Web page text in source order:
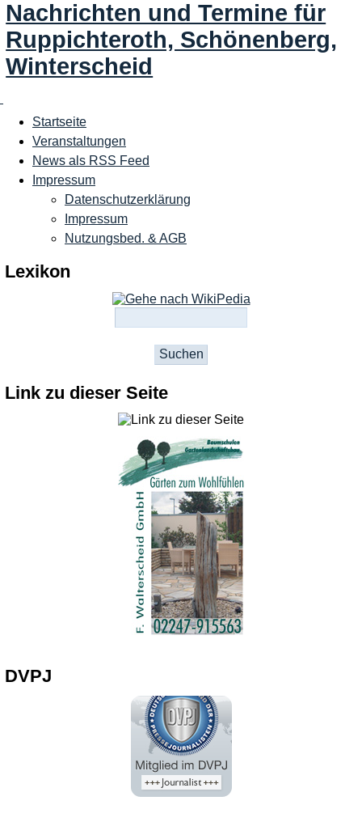
Nachrichten und Termine für
Ruppichteroth, Schönenberg,
Winterscheid
Startseite
Veranstaltungen
News als RSS Feed
Impressum
Datenschutzerklärung
Impressum
Nutzungsbed. & AGB
Lexikon
Link zu dieser Seite
DVPJ